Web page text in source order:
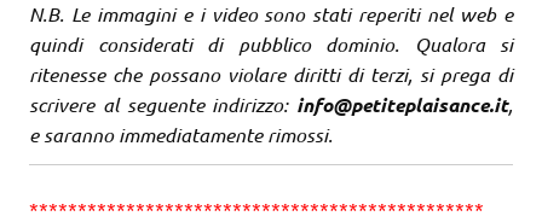
N.B. Le immagini e i video sono stati reperiti nel web e
quindi considerati di pubblico dominio. Qualora si
ritenesse che possano violare diritti di terzi, si prega di
scrivere al seguente indirizzo: info@petiteplaisance.it,
e saranno immediatamente rimossi.
***********************************************